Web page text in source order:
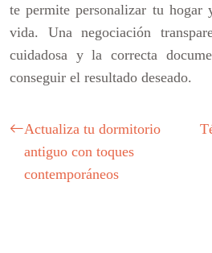
te permite personalizar tu hogar
vida. Una negociación
cuidadosa y la correcta
conseguir el resultado deseado.
Actualiza tu dormitorio
antiguo con toques
contemporáneos